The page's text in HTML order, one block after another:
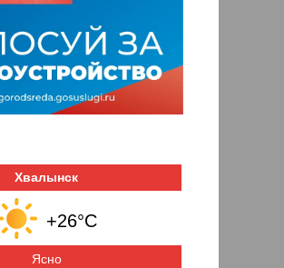
Хвалынск
+26°C
Ясно